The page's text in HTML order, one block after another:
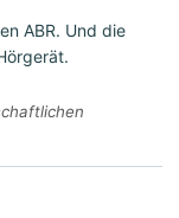
ABR. Und die